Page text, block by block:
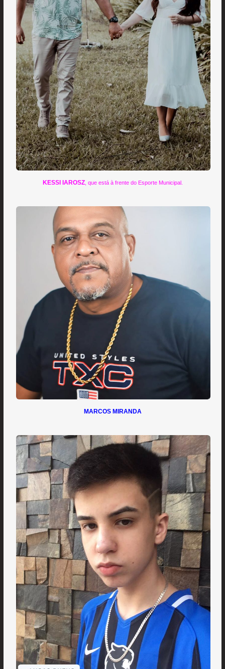
KESSI IAROSZ, que está à frente do Esporte Municipal.
MARCOS MIRANDA